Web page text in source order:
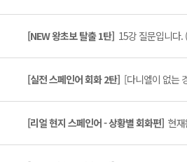
[NEW 왕초보 탈출 1탄] 15강 질문입니다.
[실전 스페인어 회화 2탄] [다니엘이 없는
[리얼 현지 스페인어 - 상황별 회화편] 현